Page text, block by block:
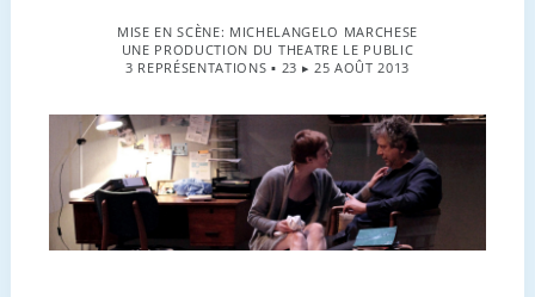
MISE EN SCÈNE: MICHELANGELO MARCHESE
UNE PRODUCTION DU THEATRE LE PUBLIC
3 REPRÉSENTATIONS ▪ 23 ▸ 25 AOÛT 2013